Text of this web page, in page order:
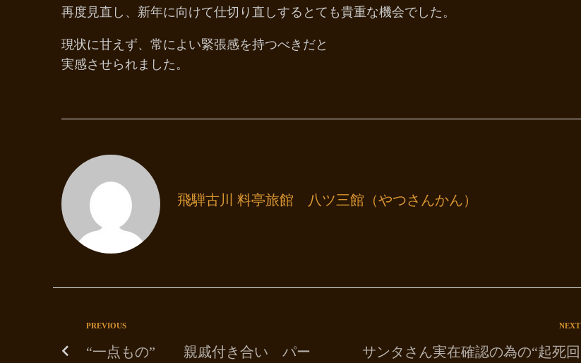
再度見直し、新年に向けて仕切り直しするとても貴重な機会でした。
現状に甘えず、常によい緊張感を持つべきだと
実感させられました。
飛騨古川 料亭旅館 八ツ三館（やつさんかん）
PREVIOUS
“一点もの” 親戚付き合い パー
NEXT
サンタさん実在確認の為の“起死回